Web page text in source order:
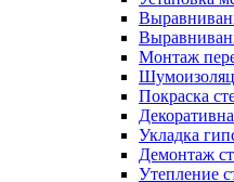
Монтаж
Покраска
Укладка
Демонтаж
Утепление